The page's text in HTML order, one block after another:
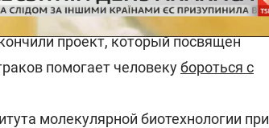
проект, который посвящен
помогает человекубороться с
молекулярной биотехнологии при